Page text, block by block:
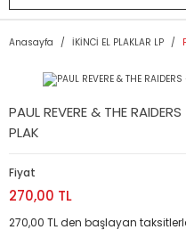
Anasayfa İKİNCİ EL PLAKLAR LP
PAUL REVERE & THE
PLAK
Fiyat
270,00 TL
270,00 TL den başlayan